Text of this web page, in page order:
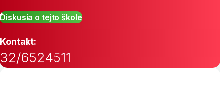
Diskusia o tejto škole
Kontakt:
32/6524511